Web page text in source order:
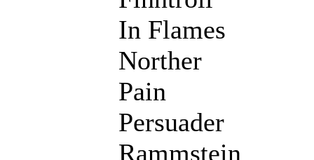
In Flames
Norther
Pain
Persuader
Rammstein